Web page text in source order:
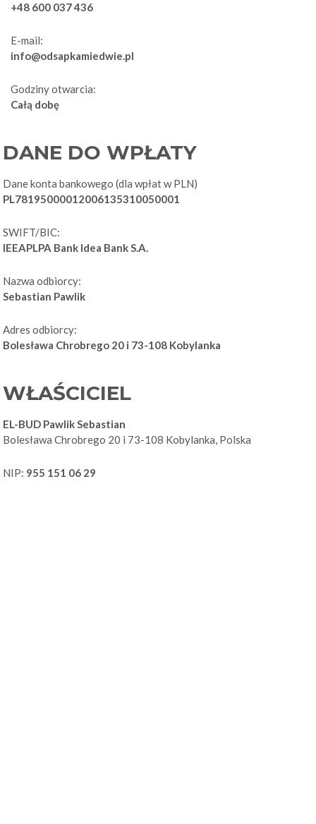
+48 600 037 436
E-mail:
info@odsapkamiedwie.pl
Godziny otwarcia:
Całą dobę
DANE DO WPŁATY
Dane konta bankowego (dla wpłat w PLN)
PL78195000012006135310050001
SWIFT/BIC:
IEEAPLPA Bank Idea Bank S.A.
Nazwa odbiorcy:
Sebastian Pawlik
Adres odbiorcy:
Bolesława Chrobrego 20 i 73-108 Kobylanka
WŁAŚCICIEL
EL-BUD Pawlik Sebastian
Bolesława Chrobrego 20 i 73-108 Kobylanka, Polska
NIP: 955 151 06 29